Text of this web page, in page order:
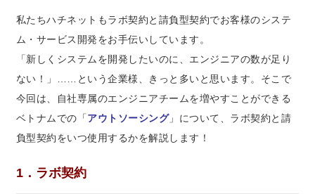
私たちハチネットもラボ契約と請負型契約でお客様のシステ
ム・サービス開発をお手伝いしています。
「新しくシステムを開発したいのに、エンジニアの数が足り
ない！」……という企業様、きっと多いと思います。そこで
今回は、自社専属のエンジニアチームを増やすことができる
ベトナムでの「アウトソーシング」について、ラボ契約と請
負型契約をいつ使用するかを解説します！
1．ラボ契約